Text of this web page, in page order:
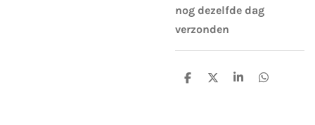
nog dezelfde dag
verzonden
D
D
S
D